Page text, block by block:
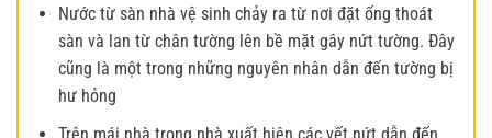
Nước từ sàn nhà vệ sinh chảy ra từ nơi đặt ống thoát
sàn và lan từ chân tường lên bề mặt gây nứt tường. Đây
cũng là một trong những nguyên nhân dẫn đến tường bị
hư hỏng